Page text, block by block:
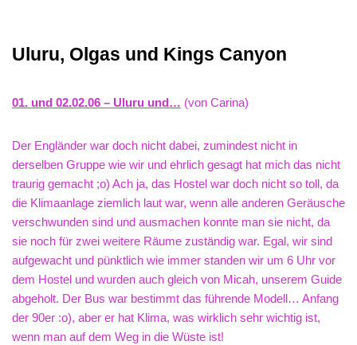
Uluru, Olgas und Kings Canyon
01. und 02.02.06 – Uluru und… (von Carina)
Der Engländer war doch nicht dabei, zumindest nicht in
derselben Gruppe wie wir und ehrlich gesagt hat mich das nicht
traurig gemacht ;o) Ach ja, das Hostel war doch nicht so toll, da
die Klimaanlage ziemlich laut war, wenn alle anderen Geräusche
verschwunden sind und ausmachen konnte man sie nicht, da
sie noch für zwei weitere Räume zuständig war. Egal, wir sind
aufgewacht und pünktlich wie immer standen wir um 6 Uhr vor
dem Hostel und wurden auch gleich von Micah, unserem Guide
abgeholt. Der Bus war bestimmt das führende Modell… Anfang
der 90er :o), aber er hat Klima, was wirklich sehr wichtig ist,
wenn man auf dem Weg in die Wüste ist!